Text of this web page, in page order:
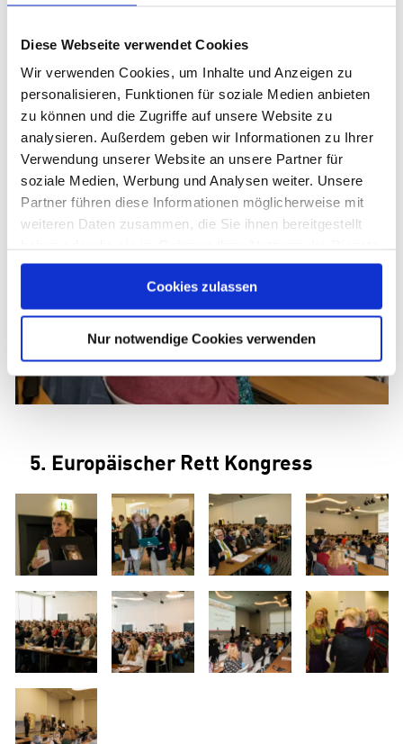
Diese Webseite verwendet Cookies
Wir verwenden Cookies, um Inhalte und Anzeigen zu
personalisieren, Funktionen für soziale Medien anbieten
zu können und die Zugriffe auf unsere Website zu
analysieren. Außerdem geben wir Informationen zu Ihrer
Verwendung unserer Website an unsere Partner für
soziale Medien, Werbung und Analysen weiter. Unsere
Partner führen diese Informationen möglicherweise mit
weiteren Daten zusammen, die Sie ihnen bereitgestellt
gesammelt haben. Sie geben Einwilligung zu unseren
Cookies, wenn Sie unsere Webseite weiterhin nutzen.
Cookies zulassen
Nur notwendige Cookies verwenden
5. Europäischer Rett Kongress